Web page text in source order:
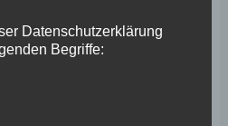
Datenschutzerklärung
Begriffe: